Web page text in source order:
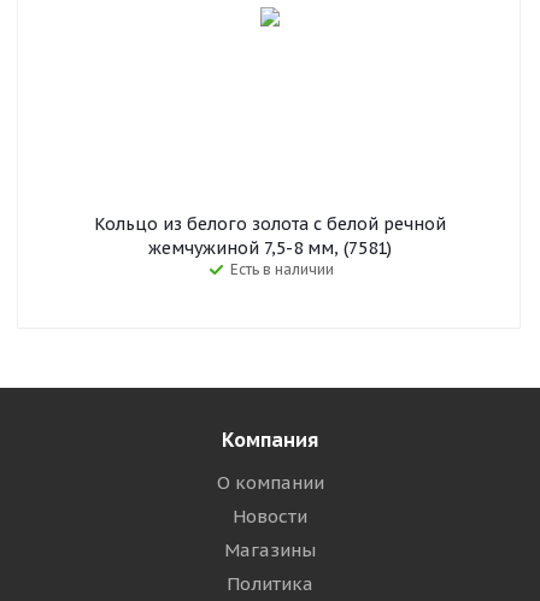
Кольцо из белого золота с белой речной
жемчужиной 7,5-8 мм, (7581)
Есть в наличии
Компания
О компании
Новости
Магазины
Политика